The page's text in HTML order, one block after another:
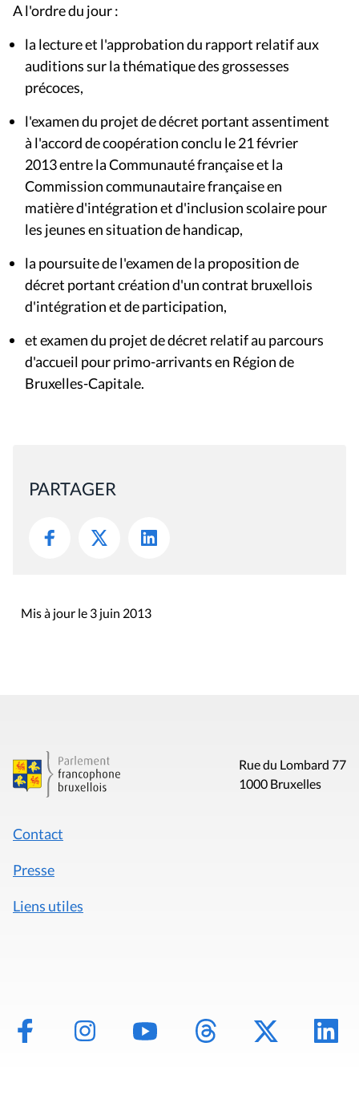
A l'ordre du jour :
la lecture et l'approbation du rapport relatif aux
auditions sur la thématique des grossesses
précoces,
l'examen du projet de décret portant assentiment
à l'accord de coopération conclu le 21 février
2013 entre la Communauté française et la
Commission communautaire française en
matière d'intégration et d'inclusion scolaire pour
les jeunes en situation de handicap,
la poursuite de l'examen de la proposition de
décret portant création d'un contrat bruxellois
d'intégration et de participation,
et examen du projet de décret relatif au parcours
d'accueil pour primo-arrivants en Région de
Bruxelles-Capitale.
PARTAGER
Mis à jour le 3 juin 2013
Rue du Lombard 77
1000 Bruxelles
Contact
Presse
Liens utiles